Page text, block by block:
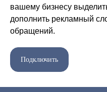
вашему бизнесу
дополнить рекламный
обращений.
Подключить